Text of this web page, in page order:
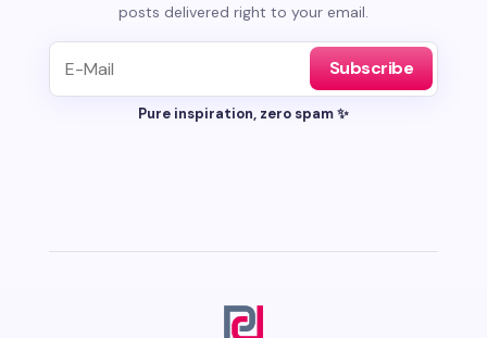
posts delivered right to your email.
Subscribe
Pure inspiration, zero spam ✨